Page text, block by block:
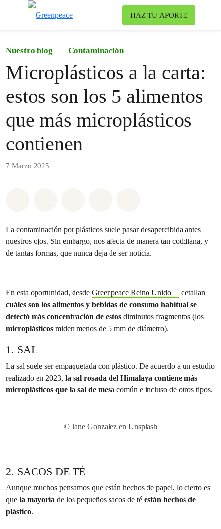
HAZ TU APORTE
Nuestro blog Contaminación
Microplásticos a la carta:
estos son los 5 alimentos
que más microplásticos
contienen
7 Marzo 2025
La contaminación por plásticos suele pasar desapercibida antes
nuestros ojos. Sin embargo, nos afecta de manera tan cotidiana, y
de tantas formas, que nunca deja de ser noticia.
En esta oportunidad, desde Greenpeace Reino Unido
detallan
cuáles son los alimentos y bebidas de consumo habitual se
detectó más concentración de estos diminutos fragmentos (los
microplásticos miden menos de 5 mm de diámetro).
1. SAL
La sal suele ser empaquetada con plástico. De acuerdo a un estudio
realizado en 2023, la sal rosada del Himalaya contiene más
microplásticos que la sal de mesa común e incluso de otros tipos.
© Jane Gonzalez en Unsplash
2. SACOS DE TÉ
Aunque muchos pensamos que están hechos de papel, lo cierto es
que la mayoría de los pequeños sacos de té están hechos de
plástico.